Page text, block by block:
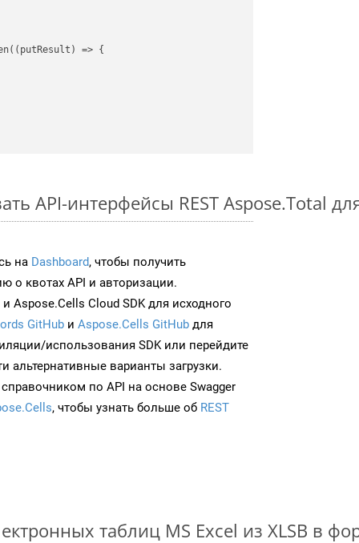
( putResult ) => {
API-интерфейсы REST Aspose.Total
на Dashboard, чтобы получить
о квотах API и авторизации.
Aspose.Cells Cloud SDK для исходного
GitHub и Aspose.Cells GitHub для
использования SDK или перейдите
альтернативные варианты загрузки.
по API на основе Swagger
, чтобы узнать больше об REST
таблиц MS Excel из XLSB в